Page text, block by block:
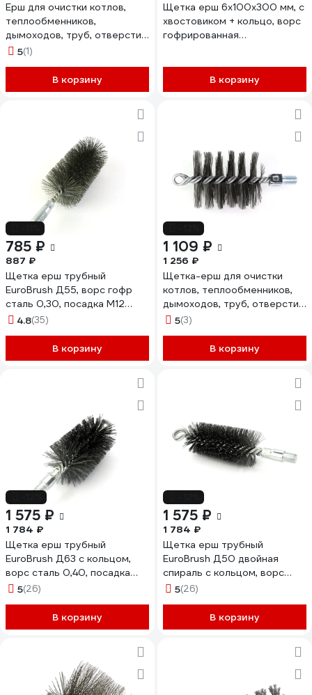
Ерш для очистки котлов,
теплообменников,
дымоходов, труб, отверстий
SIT д30x100x300, сталь,
5(1)
В корзину
Щетка ерш 6x100x300 мм, с
хвостовиком + кольцо, ворс
гофрированная
В корзину
785 ₽
887 ₽
Щетка ерш трубный
EuroBrush Д55, ворс гофр
сталь 0,30, посадка М12
резьба (14-555) кордщетка
технологических отверстий,
котлов, чистка
дымоходов, труб EB-T55ST
4.8(35)
В корзину
1 109 ₽
1 256 ₽
Щетка-ерш для очистки
котлов, теплообменников,
дымоходов, труб, отверстий
SIT д75x95x160, сталь 0,35,
5(3)
В корзину
1 575 ₽
1 784 ₽
Щетка ерш трубный
EuroBrush Д63 с кольцом,
ворс сталь 0,40, посадка
М12 резьба (14-363)
технологических отверстий,
котлов, чистка
дымоходов, труб EB-TD63ST
5(26)
В корзину
1 575 ₽
1 784 ₽
Щетка ерш трубный
EuroBrush Д50 двойная
спираль с кольцом, ворс
сталь 0,30, посадка М12
ершик, очистка
технологических отверстий,
теплообменников прочистка
5(26)
В корзину